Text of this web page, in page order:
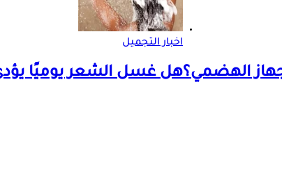
الهضمي؟
اخبار التجميل
هل غسل الشعر يوميًا